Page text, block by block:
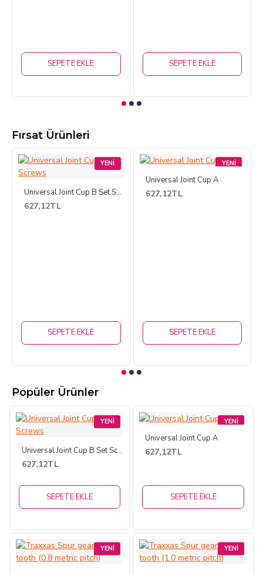
SEPETE EKLE SEPETE EKLE
Fırsat Ürünleri
YENI
Universal Joint Cup B Set Screws
627,12TL
SEPETE EKLE
YENI
Universal Joint Cup A
627,12TL
SEPETE EKLE
Popüler Ürünler
YENI
Universal Joint Cup B Set Screws
627,12TL
SEPETE EKLE
YENI
Universal Joint Cup A
627,12TL
SEPETE EKLE
YENI YENI